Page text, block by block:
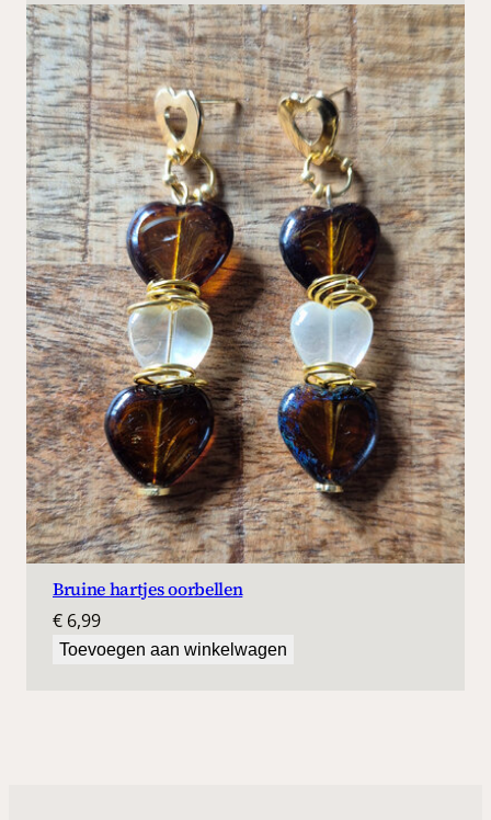
Bruine hartjes oorbellen
€ 6,99
Toevoegen aan winkelwagen